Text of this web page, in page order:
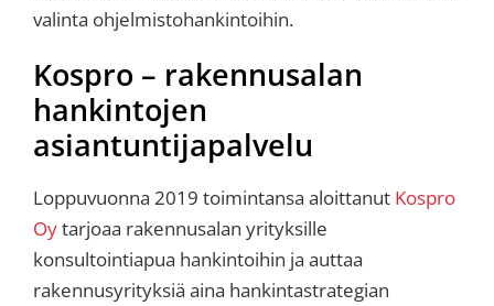
valinta ohjelmistohankintoihin.
Kospro – rakennusalan
hankintojen
asiantuntijapalvelu
Loppuvuonna 2019 toimintansa aloittanut Kospro
Oytarjoaa rakennusalan yrityksille
konsultointiapua hankintoihin ja auttaa
rakennusyrityksiä aina hankintastrategian